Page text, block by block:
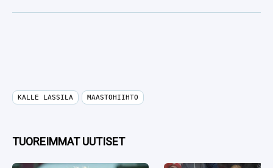
KALLE LASSILA MAASTOHIIHTO
TUOREIMMAT UUTISET